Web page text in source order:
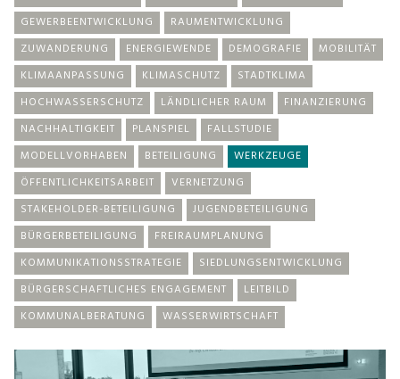
GEWERBEENTWICKLUNG
RAUMENTWICKLUNG
ZUWANDERUNG
ENERGIEWENDE DEMOGRAFIE
MOBILITÄT
KLIMAANPASSUNG
KLIMASCHUTZ
STADTKLIMA
HOCHWASSERSCHUTZ
LÄNDLICHER RAUM
FINANZIERUNG
NACHHALTIGKEIT
PLANSPIEL
FALLSTUDIE
MODELLVORHABEN
BETEILIGUNG
WERKZEUGE
ÖFFENTLICHKEITSARBEIT
VERNETZUNG
STAKEHOLDER-BETEILIGUNG
JUGENDBETEILIGUNG
BÜRGERBETEILIGUNG
FREIRAUMPLANUNG
KOMMUNIKATIONSSTRATEGIE
SIEDLUNGSENTWICKLUNG
BÜRGERSCHAFTLICHES ENGAGEMENT
LEITBILD
KOMMUNALBERATUNG
WASSERWIRTSCHAFT